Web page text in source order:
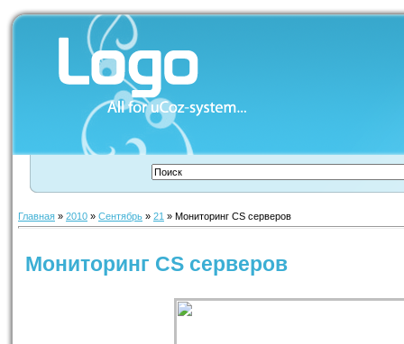
Главная » 2010 » Сентябрь » 21 » Мониторинг CS серверов
Мониторинг CS серверов